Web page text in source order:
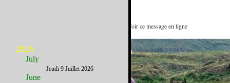
Mais non, c'est pas du camping ! : Voir ce message en ligne
2026
July
Jeudi 9 Juillet 2026
June